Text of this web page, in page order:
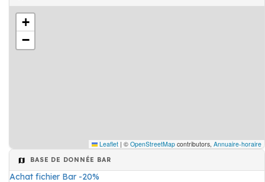
+
−
Leaflet | © OpenStreetMap contributors, Annuaire-horaire
BASE DE DONNÉE BAR
Achat fichier Bar -20%